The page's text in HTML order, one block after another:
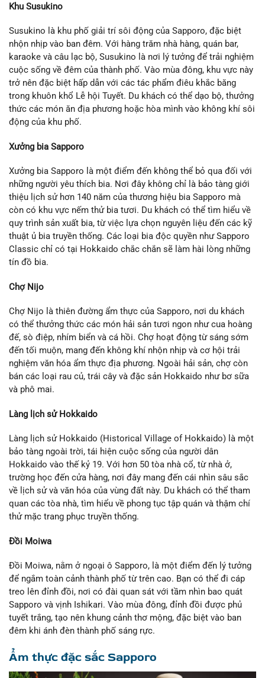
Khu Susukino
Susukino là khu phố giải trí sôi động của Sapporo, đặc biệt
nhộn nhịp vào ban đêm. Với hàng trăm nhà hàng, quán bar,
karaoke và câu lạc bộ, Susukino là nơi lý tưởng để trải nghiệm
cuộc sống về đêm của thành phố. Vào mùa đông, khu vực này
trở nên đặc biệt hấp dẫn với các tác phẩm điêu khắc băng
trong khuôn khổ Lễ hội Tuyết. Du khách có thể dạo bộ, thưởng
thức các món ăn địa phương hoặc hòa mình vào không khí sôi
động của khu phố.
Xưởng bia Sapporo
Xưởng bia Sapporo là một điểm đến không thể bỏ qua đối với
những người yêu thích bia. Nơi đây không chỉ là bảo tàng giới
thiệu lịch sử hơn 140 năm của thương hiệu bia Sapporo mà
còn có khu vực nếm thử bia tươi. Du khách có thể tìm hiểu về
quy trình sản xuất bia, từ việc lựa chọn nguyên liệu đến các kỹ
thuật ủ bia truyền thống. Các loại bia độc quyền như Sapporo
Classic chỉ có tại Hokkaido chắc chắn sẽ làm hài lòng những
tín đồ bia.
Chợ Nijo
Chợ Nijo là thiên đường ẩm thực của Sapporo, nơi du khách
có thể thưởng thức các món hải sản tươi ngon như cua hoàng
đế, sò điệp, nhím biển và cá hồi. Chợ hoạt động từ sáng sớm
đến tối muộn, mang đến không khí nhộn nhịp và cơ hội trải
nghiệm văn hóa ẩm thực địa phương. Ngoài hải sản, chợ còn
bán các loại rau củ, trái cây và đặc sản Hokkaido như bơ sữa
và phô mai.
Làng lịch sử Hokkaido
Làng lịch sử Hokkaido (Historical Village of Hokkaido) là một
bảo tàng ngoài trời, tái hiện cuộc sống của người dân
Hokkaido vào thế kỷ 19. Với hơn 50 tòa nhà cổ, từ nhà ở,
trường học đến cửa hàng, nơi đây mang đến cái nhìn sâu sắc
về lịch sử và văn hóa của vùng đất này. Du khách có thể tham
quan các tòa nhà, tìm hiểu về phong tục tập quán và thậm chí
thử mặc trang phục truyền thống.
Đồi Moiwa
Đồi Moiwa, nằm ở ngoại ô Sapporo, là một điểm đến lý tưởng
để ngắm toàn cảnh thành phố từ trên cao. Bạn có thể đi cáp
treo lên đỉnh đồi, nơi có đài quan sát với tầm nhìn bao quát
Sapporo và vịnh Ishikari. Vào mùa đông, đỉnh đồi được phủ
tuyết trắng, tạo nên khung cảnh thơ mộng, đặc biệt vào ban
đêm khi ánh đèn thành phố sáng rực.
Ẩm thực đặc sắc Sapporo